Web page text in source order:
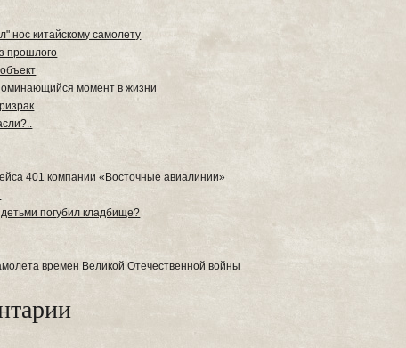
нос китайскому самолету
прошлого
момент в жизни
401 компании «Восточные авиалинии»
погубил кладбище?
времен Великой Отечественной войны